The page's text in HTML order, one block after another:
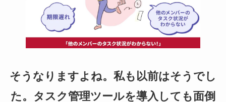
そうなりますよね。私も以前はそうでし
た。タスク管理ツールを導入しても面倒